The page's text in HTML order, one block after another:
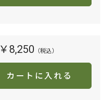
￥8,250
カートに入れる